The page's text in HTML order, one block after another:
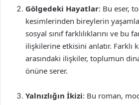
Gölgedeki Hayatlar: Bu eser,
kesimlerinden bireylerin
sosyal sınıf farklılıklarını ve bu
ilişkilerine etkisini anlatır. Farklı
arasındaki ilişkiler, toplumun
önüne serer.
Yalnızlığın İkizi: Bu roman,